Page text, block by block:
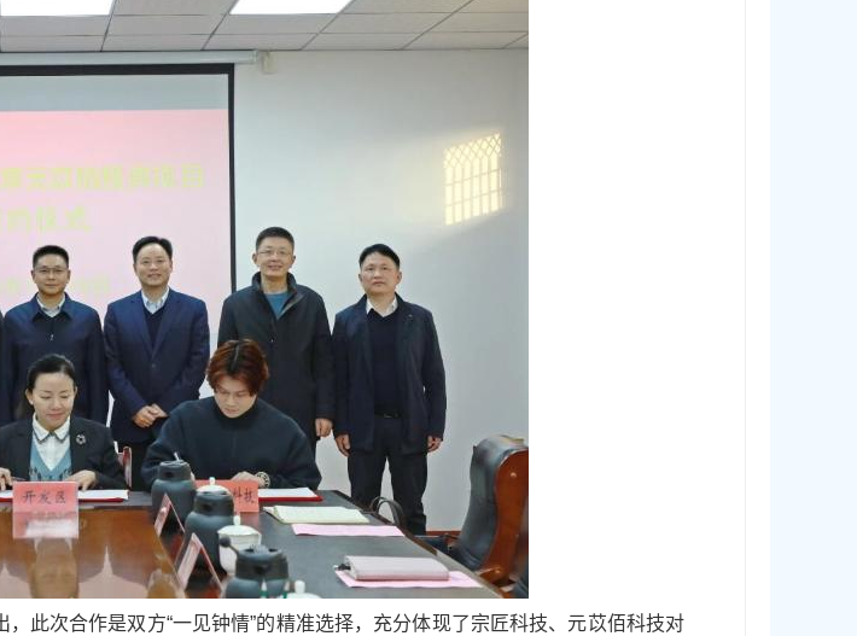
此次合作是双方“一见钟情”的精准选择，充分体现了宗匠科技、元苡佰科技对